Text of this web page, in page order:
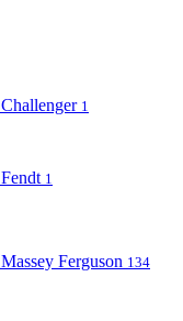
Challenger 1
Fendt 1
Massey Ferguson 134